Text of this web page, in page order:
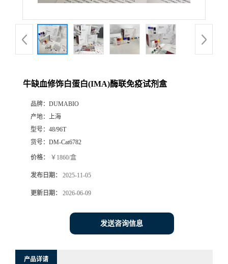
品
牛缺血修饰白蛋白(IMA)酶联免疫试剂盒
品牌： DUMABIO
产地： 上海
型号： 48/96T
货号： DM-Cat6782
价格： ￥1860/盒
发布日期： 2025-11-05
更新日期： 2026-06-09
发送咨询信息
产品详请